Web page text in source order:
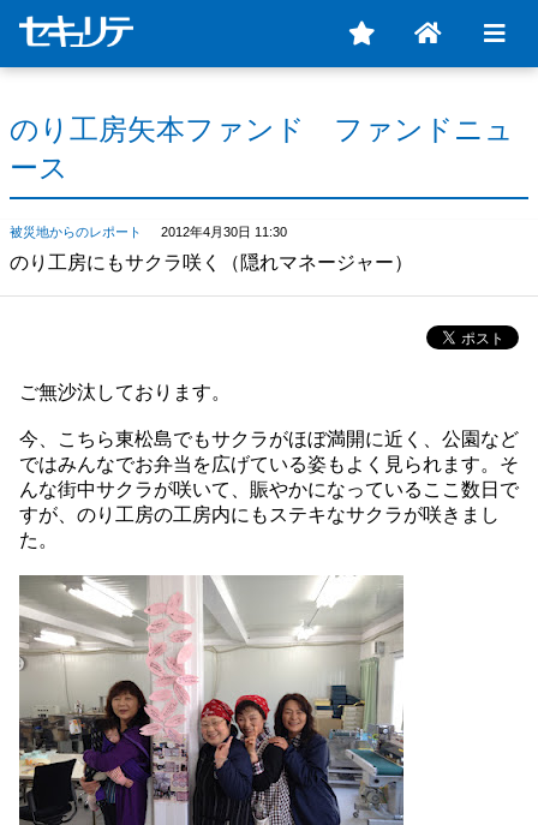
のり工房矢本ファンド ファンドニュ
ース
被災地からのレポート 2012年4月30日 11:30
のり工房にもサクラ咲く（隠れマネージャー）
ご無沙汰しております。
今、こちら東松島でもサクラがほぼ満開に近く、公園など
ではみんなでお弁当を広げている姿もよく見られます。そ
んな街中サクラが咲いて、賑やかになっているここ数日で
すが、のり工房の工房内にもステキなサクラが咲きまし
た。